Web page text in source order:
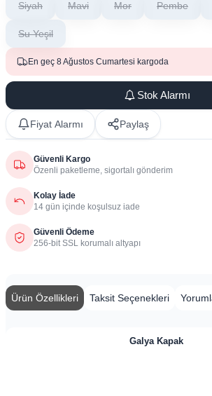
Siyah Mavi Mor Pembe
Su Yeşil
En geç 8 Ağustos Cumartesi kargoda
Stok Alarmı
Fiyat Alarmı Paylaş
Güvenli Kargo
Özenli paketleme, sigortalı gönderim
Kolay İade
14 gün içinde koşulsuz iade
Güvenli Ödeme
256-bit SSL korumalı altyapı
Ürün Özellikleri Taksit Seçenekleri
Galya Kapak